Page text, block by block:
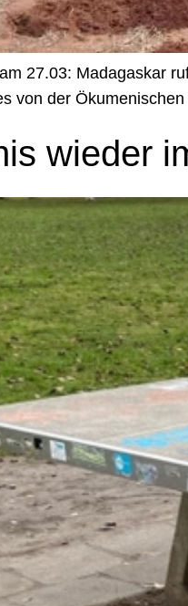
27.03: Madagaskar
von der
wieder